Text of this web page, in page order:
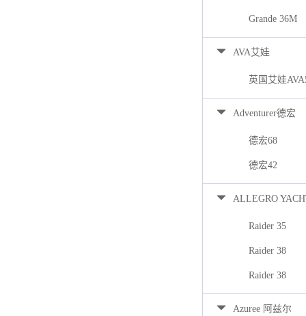
Grande 36M
AVA艾娃
英国艾娃
Adventurer德宏
德宏68
德宏42
ALLEGRO
Raider 35
Raider 38
Raider 38
Azuree 阿兹尔